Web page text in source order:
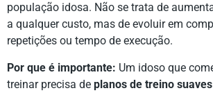
população idosa. Não se trata de
a qualquer custo, mas de evoluir em
repetições ou tempo de execução.
Por que é importante: Um idoso que
treinar precisa de planos de treino